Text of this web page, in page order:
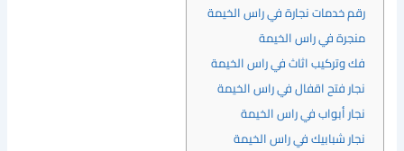
رقم خدمات نجارة في راس الخيمة
منجرة في راس الخيمة
فك وتركيب اثاث في راس الخيمة
نجار فتح اقفال في راس الخيمة
نجار أبواب في راس الخيمة
نجار شبابيك في راس الخيمة